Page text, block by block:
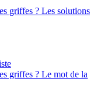
griffes ? Les solutions
griffes ? Le mot de la